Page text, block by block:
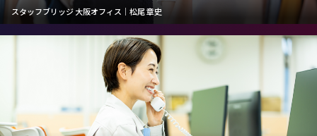
スタッフブリッジ 大阪オフィス｜松尾 章史